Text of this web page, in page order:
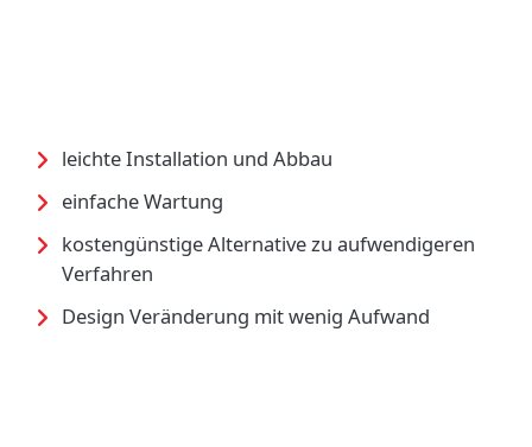
leichte Installation und Abbau
einfache Wartung
kostengünstige Alternative zu aufwendigeren
Verfahren
Design Veränderung mit wenig Aufwand